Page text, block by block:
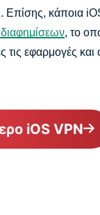
Επίσης, κάποια
, το
εφαρμογές και
iOS VPN